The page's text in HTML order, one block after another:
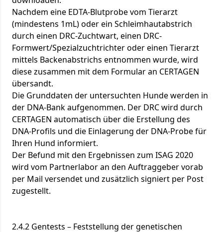
Nachdem eine EDTA-Blutprobe vom Tierarzt
(mindestens 1mL) oder ein Schleimhautabstrich
durch einen DRC-Zuchtwart, einen DRC-
Formwert/Spezialzuchtrichter oder einen Tierarzt
mittels Backenabstrichs entnommen wurde, wird
diese zusammen mit dem Formular an CERTAGEN
übersandt.
Die Grunddaten der untersuchten Hunde werden in
der DNA-Bank aufgenommen. Der DRC wird durch
CERTAGEN automatisch über die Erstellung des
DNA-Profils und die Einlagerung der DNA-Probe für
Ihren Hund informiert.
Der Befund mit den Ergebnissen zum ISAG 2020
wird vom Partnerlabor an den Auftraggeber vorab
per Mail versendet und zusätzlich signiert per Post
zugestellt.
2.4.2 Gentests – Feststellung der genetischen